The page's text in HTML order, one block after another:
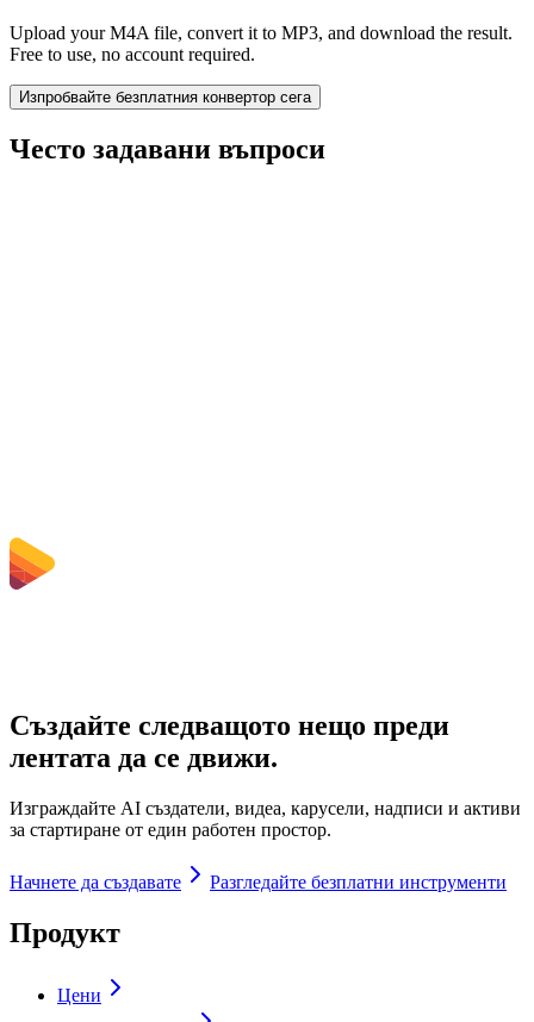
Upload your M4A file, convert it to MP3, and download the result.
Free to use, no account required.
Изпробвайте безплатния конвертор сега
Често задавани въпроси
Създайте следващото нещо преди
лентата да се движи.
Изграждайте AI създатели, видеа, карусели, надписи и активи
за стартиране от един работен простор.
Начнете да създавате Разгледайте безплатни инструменти
Продукт
Цени